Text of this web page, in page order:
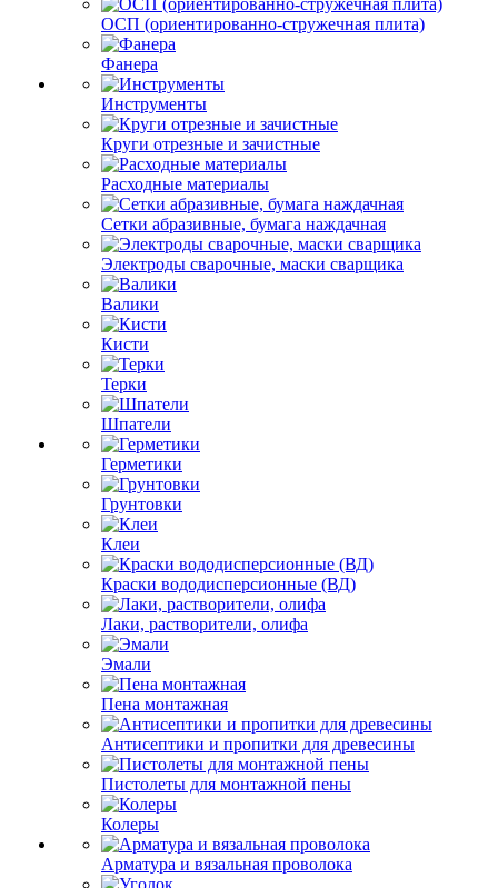
ОСП (ориентированно-стружечная плита)
Фанера
Инструменты
Круги отрезные и зачистные
Расходные материалы
Сетки абразивные, бумага наждачная
Электроды сварочные, маски сварщика
Валики
Кисти
Терки
Шпатели
Герметики
Грунтовки
Клеи
Краски вододисперсионные (ВД)
Лаки, растворители, олифа
Эмали
Пена монтажная
Антисептики и пропитки для древесины
Пистолеты для монтажной пены
Колеры
Арматура и вязальная проволока